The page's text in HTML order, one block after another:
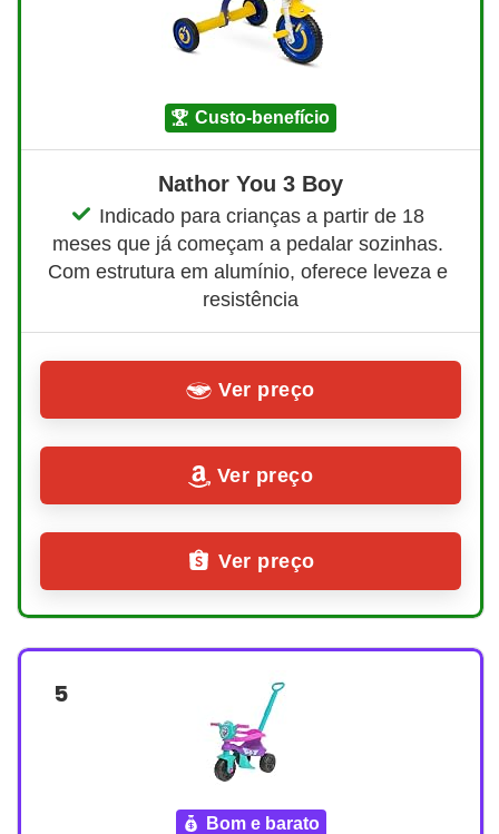
custo-benefício
Nathor You 3 Boy
Indicado para crianças a partir de 18
meses que já começam a pedalar sozinhas.
Com estrutura em alumínio, oferece leveza e
resistência
Ver preço
Ver preço
Ver preço
5
bom e barato